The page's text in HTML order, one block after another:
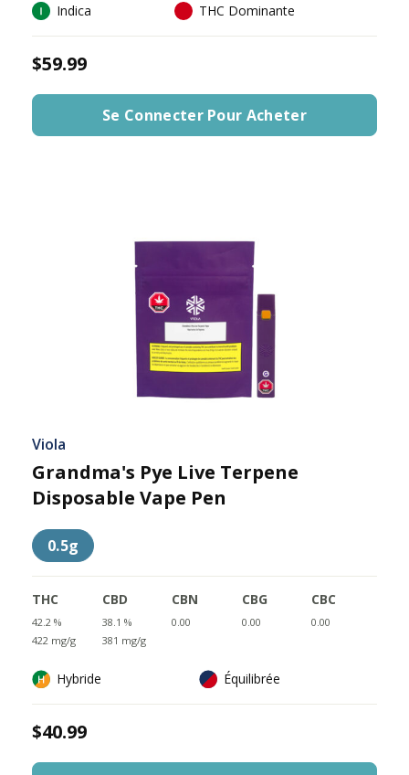
Indica THC Dominante
$59.99
Se Connecter Pour Acheter
Viola
Grandma's Pye Live Terpene
Disposable Vape Pen
0.5g
THC
42.2 %
422 mg/g
CBD
38.1 %
381 mg/g
CBN
0.00
CBG
0.00
CBC
0.00
Hybride Équilibrée
$40.99